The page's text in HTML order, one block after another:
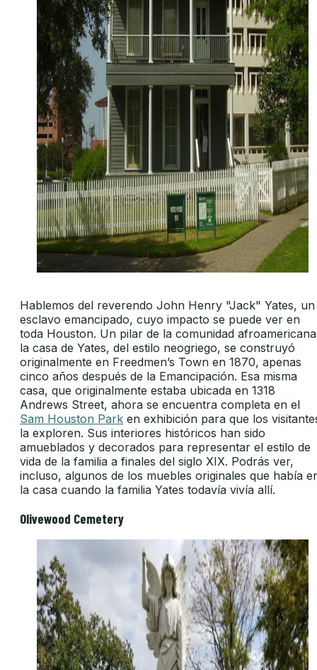
Hablemos del reverendo John Henry "Jack" Yates, un
esclavo emancipado, cuyo impacto se puede ver en
toda Houston. Un pilar de la comunidad
la casa de Yates, del estilo neogriego, se construyó
originalmente en Freedmen’s Town en 1870, apenas
cinco años después de la Emancipación. Esa misma
casa, que originalmente estaba ubicada en 1318
Andrews Street, ahora se encuentra completa en el
Sam Houston Park en exhibición para que los
la exploren. Sus interiores históricos han sido
amueblados y decorados para representar el estilo de
vida de la familia a finales del siglo XIX. Podrás ver,
incluso, algunos de los muebles originales que había
la casa cuando la familia Yates todavía vivía allí.
Olivewood Cemetery